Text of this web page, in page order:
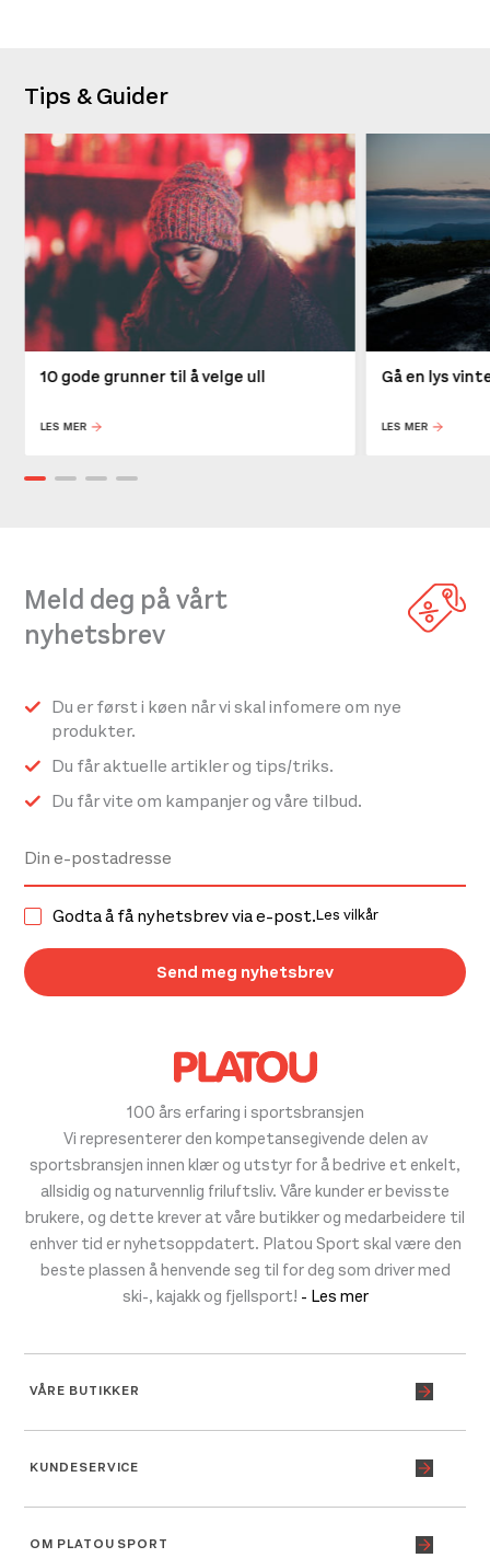
Tips & Guider
10 gode grunner til å velge ull
LES MER
Gå en lys
LES MER
100 års erfaring i sportsbransjen
Vi representerer den kompetansegivende delen av
sportsbransjen innen klær og utstyr for å bedrive et enkelt,
allsidig og naturvennlig friluftsliv. Våre kunder er bevisste
brukere, og dette krever at våre butikker og medarbeidere til
enhver tid er nyhetsoppdatert. Platou Sport skal være den
beste plassen å henvende seg til for deg som driver med
ski-, kajakk og fjellsport! - Les mer
VÅRE BUTIKKER
KUNDESERVICE
OM PLATOU SPORT
Meld deg på vårt
nyhetsbrev
Du er først i køen når vi skal infomere om nye
produkter.
Du får aktuelle artikler og tips/triks.
Du får vite om kampanjer og våre tilbud.
Godta å få nyhetsbrev via e-post.Les vilkår